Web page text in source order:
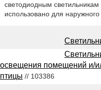
светодиодным
использовано для
освещения помещений и/
птицы // 103386